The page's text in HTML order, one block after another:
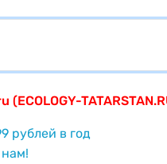
рублей в год